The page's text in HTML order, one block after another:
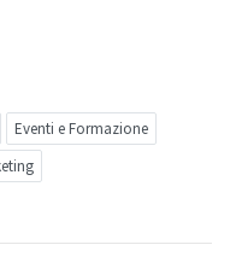
Eventi e Formazione